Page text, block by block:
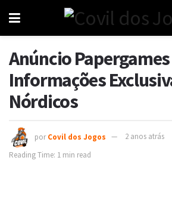
Anúncio Papergames
Informações
Nórdicos
por Covil dos Jogos
2 anos atrás
Reading Time: 1 min read